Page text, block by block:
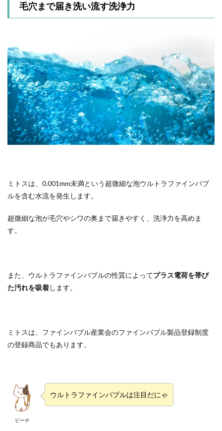
毛穴まで届き洗い流す洗浄力
ミトスは、0.001mm未満という超微細な泡ウルトラファインバブ
ルを含む水流を発生します。
超微細な泡が毛穴やシワの奥まで届きやすく、洗浄力を高めま
す。
また、ウルトラファインバブルの性質によってプラス電荷を帯び
た汚れを吸着します。
ミトスは、ファインバブル産業会のファインバブル製品登録制度
の登録商品でもあります。
ピーチ
ウルトラファインバブルは注目だにゃ